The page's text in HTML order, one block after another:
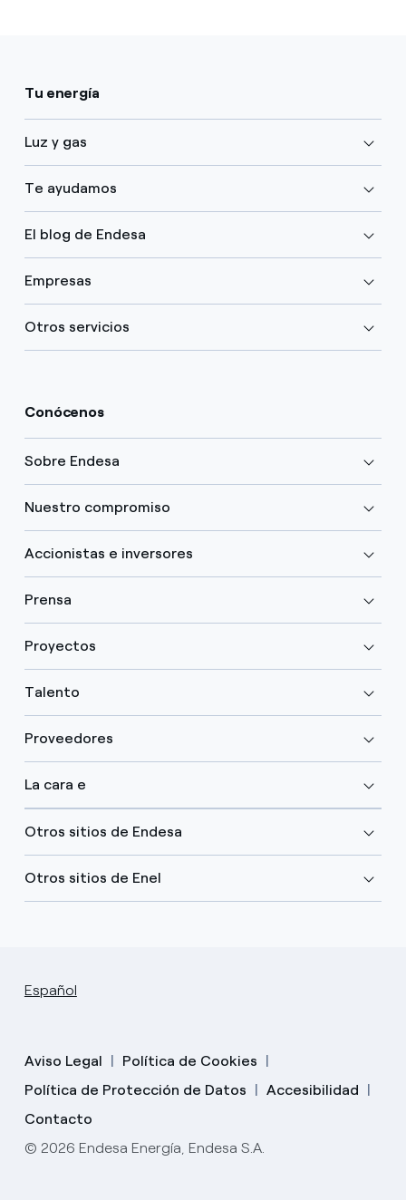
Tu energía
Luz y gas
Te ayudamos
El blog de Endesa
Empresas
Otros servicios
Conócenos
Sobre Endesa
Nuestro compromiso
Accionistas e inversores
Prensa
Proyectos
Talento
Proveedores
La cara e
Otros sitios de Endesa
Otros sitios de Enel
Español
Aviso Legal
Política de Cookies
Política de Protección de Datos
Accesibilidad
Contacto
© 2026 Endesa Energía, Endesa S.A.